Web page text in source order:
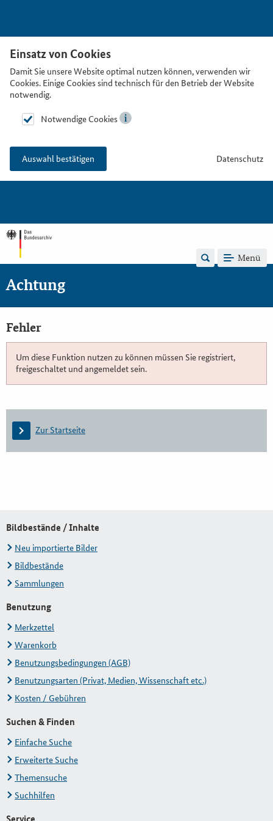
Einsatz von Cookies
Damit Sie unsere Website optimal nutzen können, verwenden wir
Cookies. Einige Cookies sind technisch für den Betrieb der Website
notwendig.
Notwendige Cookies
Auswahl bestätigen Datenschutz
Menü
Achtung
Fehler
Um diese Funktion nutzen zu können müssen Sie registriert,
freigeschaltet und angemeldet sein.
Zur Startseite
Bildbestände / Inhalte
Neu importierte Bilder
Bildbestände
Sammlungen
Benutzung
Merkzettel
Warenkorb
Benutzungsbedingungen (AGB)
Benutzungsarten (Privat, Medien, Wissenschaft etc.)
Kosten / Gebühren
Suchen & Finden
Einfache Suche
Erweiterte Suche
Themensuche
Suchhilfen